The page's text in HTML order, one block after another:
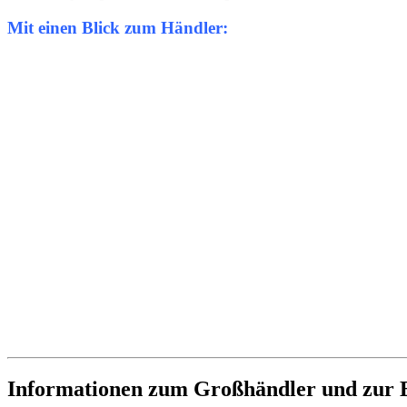
Mit einen Blick zum Händler:
Informationen zum Großhändler und zur